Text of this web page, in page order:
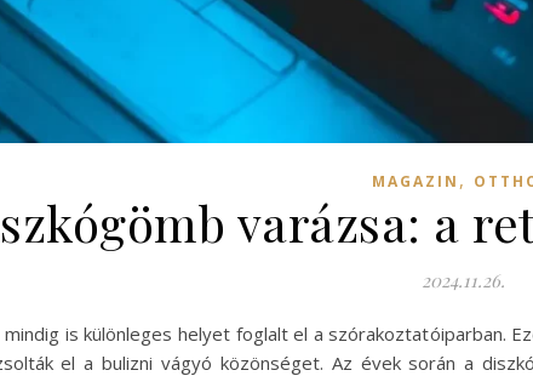
MAGAZIN ,
varázsa: a
2024.11.26.
is különleges helyet foglalt el a szórakoztatóiparban.
el a bulizni vágyó közönséget. Az évek során a